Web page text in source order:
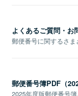
よくあるご質問・お
郵便番号に関するさま
郵便番号簿PDF（
2025年度版郵便番号